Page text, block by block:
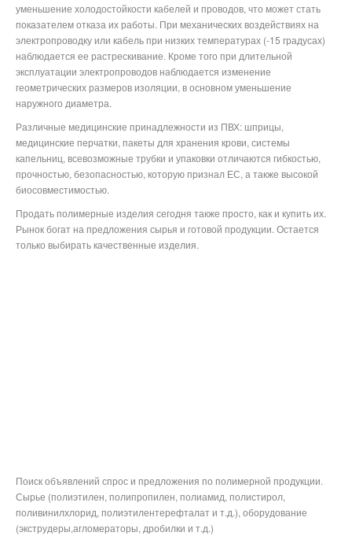
уменьшение холодостойкости кабелей и проводов, что может стать
показателем отказа их работы. При механических воздействиях на
электропроводку или кабель при низких температурах (-15 градусах)
наблюдается ее растрескивание. Кроме того при длительной
эксплуатации электропроводов наблюдается изменение
геометрических размеров изоляции, в основном уменьшение
наружного диаметра.
Различные медицинские принадлежности из ПВХ: шприцы,
медицинские перчатки, пакеты для хранения крови, системы
капельниц, всевозможные трубки и упаковки отличаются гибкостью,
прочностью, безопасностью, которую признал ЕС, а также высокой
биосовместимостью.
Продать полимерные изделия сегодня также просто, как и купить их.
Рынок богат на предложения сырья и готовой продукции. Остается
только выбирать качественные изделия.
Поиск объявлений спрос и предложения по полимерной продукции.
Сырье (полиэтилен, полипропилен, полиамид, полистирол,
поливинилхлорид, полиэтилентерефталат и т.д.), оборудование
(экструдеры,агломераторы, дробилки и т.д.)